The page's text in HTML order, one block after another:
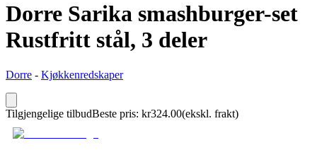
Dorre Sarika smashburger-set
Rustfritt stål, 3 deler
Dorre - Kjøkkenredskaper
Tilgjengelige tilbudBeste pris: kr324.00(ekskl. frakt)